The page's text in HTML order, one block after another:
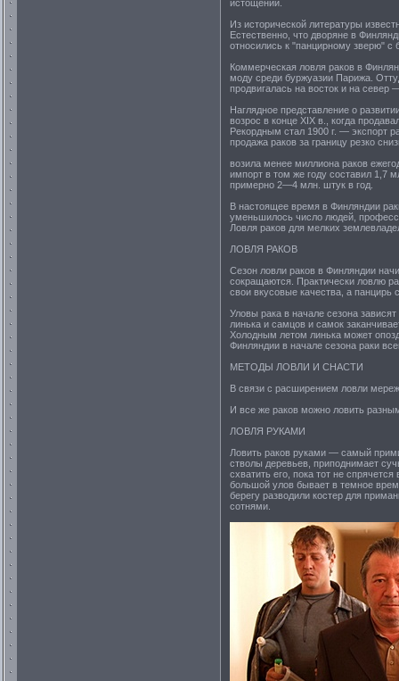
истощении.
Из исторической литературы
Естественно, что дворяне в
относились к "панцирному зверю"
Коммерческая ловля раков в
моду среди буржуазии Парижа.
продвигалась на восток и на
Наглядное представление о
возрос в конце XIX в., когда
Рекордным стал 1900 г. — экспорт
продажа раков за границу резко
возила менее миллиона раков
импорт в том же году составил 1,7
примерно 2—4 млн. штук в год.
В настоящее время в Финляндии
уменьшилось число людей,
Ловля раков для мелких
ЛОВЛЯ РАКОВ
Сезон ловли раков в Финляндии
сокращаются. Практически ловлю
свои вкусовые качества, а панцирь
Уловы рака в начале сезона
линька и самцов и самок
Холодным летом линька может
Финляндии в начале сезона раки
МЕТОДЫ ЛОВЛИ И СНАСТИ
В связи с расширением ловли
И все же раков можно ловить
ЛОВЛЯ РУКАМИ
Ловить раков руками — самый
стволы деревьев, приподнимает
схватить его, пока тот не
большой улов бывает в темное
берегу разводили костер для
сотнями.